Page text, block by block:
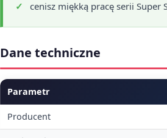
cenisz miękką pracę serii Super
Dane techniczne
Parametr
Producent